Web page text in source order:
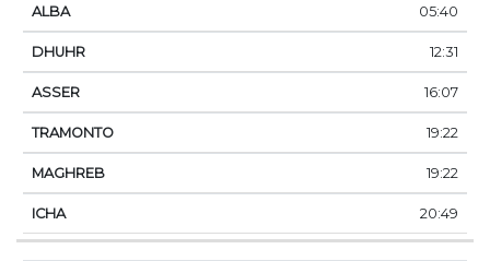
05:40
12:31
16:07
19:22
19:22
20:49